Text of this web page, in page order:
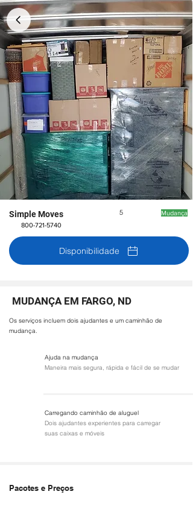
Simple Moves
800-721-5740
5 Mudança
Disponibilidade
MUDANÇA EM FARGO, ND
Os serviços incluem dois ajudantes e um caminhão de
mudança.
Ajuda na mudança
Maneira mais segura, rápida e fácil de se mudar
Carregando caminhão de aluguel
Dois ajudantes experientes para carregar
suas caixas e móveis
Pacotes e Preços